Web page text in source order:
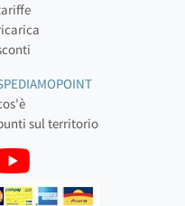
sul territorio